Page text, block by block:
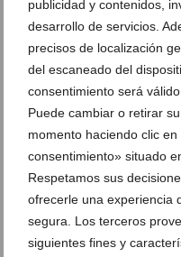
publicidad y contenidos,
desarrollo de servicios.
precisos de localización
del escaneado del
consentimiento será
Puede cambiar o retirar
momento haciendo clic
consentimiento» situado
Respetamos sus
ofrecerle una experiencia
segura. Los terceros
siguientes fines y
Dénia estrena 60.000
deportivos y refuerza
21 de julio de 2026